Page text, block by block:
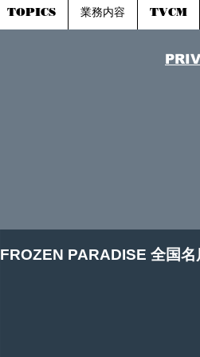
TOPICS 業務内容 TVCM
FROZEN PARADISE 全国